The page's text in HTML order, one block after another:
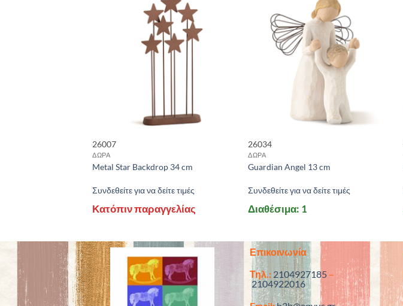
26007
ΔΩΡΑ
Metal Star Backdrop 34 cm
Συνδεθείτε για να δείτε τιμές
Κατόπιν παραγγελίας
26034
ΔΩΡΑ
Guardian Angel 13 cm
Συνδεθείτε για να δείτε τιμές
Διαθέσιμα: 1
Επικοινωνία
Τηλ.: 2104927185 –
2104922016